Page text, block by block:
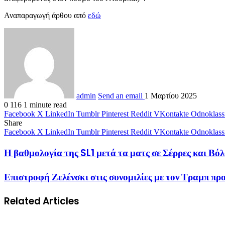
Αναπαραγωγή άρθου από εδώ
admin Send an email 1 Μαρτίου 2025
0 116 1 minute read
Facebook X LinkedIn Tumblr Pinterest Reddit VKontakte
Share
Facebook X LinkedIn Tumblr Pinterest Reddit VKontakte
Η βαθμολογία της SL1 μετά τα ματς σε Σέρρες και
Επιστροφή Ζελένσκι στις συνομιλίες με τον Τραμπ
Related Articles